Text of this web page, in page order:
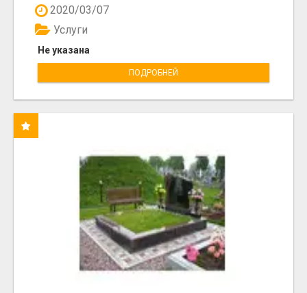
2020/03/07
Не указана
Услуги
ПОДРОБНЕЙ